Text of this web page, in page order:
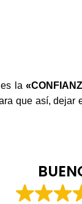
es la
que así, dejar